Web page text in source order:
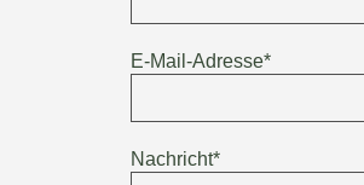
E-Mail-Adresse*
Nachricht*